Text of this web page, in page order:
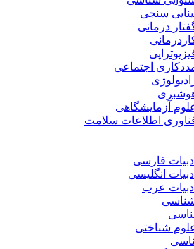
سنجی
درمانی
اجتماعی
آزمایشگاهی
اطلاعات سلامت
ادبیات فارسی
ادبیات انگلیسی
ادبیات عرب
شناختی